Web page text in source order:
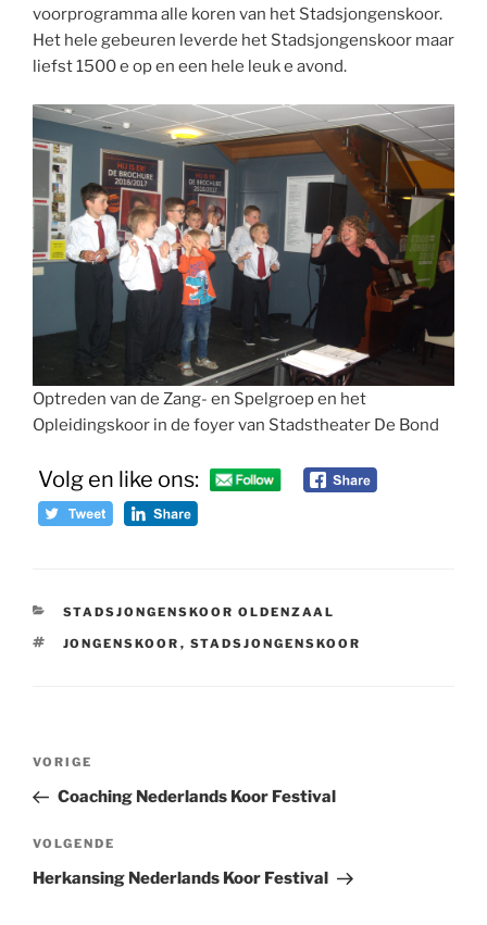
voorprogramma alle koren van het Stadsjongenskoor.
Het hele gebeuren leverde het Stadsjongenskoor maar
liefst 1500 e op en een hele leuk e avond.
Optreden van de Zang- en Spelgroep en het
Opleidingskoor in de foyer van Stadstheater De Bond
Volg en like ons:
CATEGORIEËN
STADSJONGENSKOOR OLDENZAAL
TAGS
JONGENSKOOR , STADSJONGENSKOOR
Bericht
Vorig
bericht
VORIGE
Coaching Nederlands Koor Festival
Volgend
bericht
VOLGENDE
Herkansing Nederlands Koor Festival